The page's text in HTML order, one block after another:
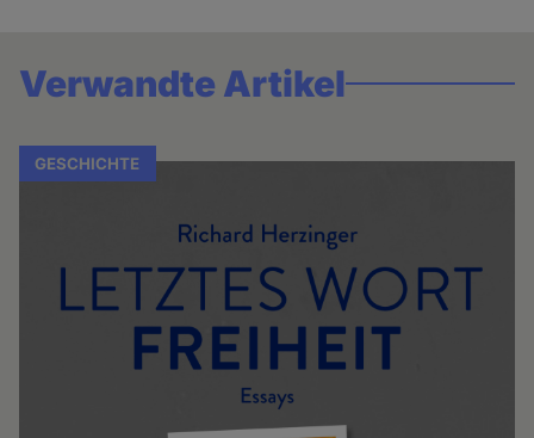
Verwandte Artikel
GESCHICHTE